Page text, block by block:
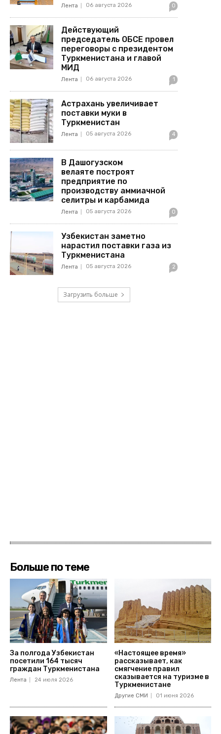
Лента 06 августа 2026 0
Действующий
председатель ОБСЕ провел
переговоры с президентом
Туркменистана и главой
МИД
Лента 06 августа 2026 1
Астрахань увеличивает
поставки муки в
Туркменистан
Лента 05 августа 2026 4
В Дашогузском
велаяте построят
предприятие по
производству аммиачной
селитры и карбамида
Лента 05 августа 2026 0
Узбекистан заметно
нарастил поставки газа из
Туркменистана
Лента 05 августа 2026 2
Загрузить больше
Больше по теме
За полгода Узбекистан
посетили 164 тысяч
граждан Туркменистана
Лента 24 июля 2026
«Настоящее время»
рассказывает, как
смягчение правил
сказывается на туризме в
Туркменистане
Другие СМИ 01 июня 2026